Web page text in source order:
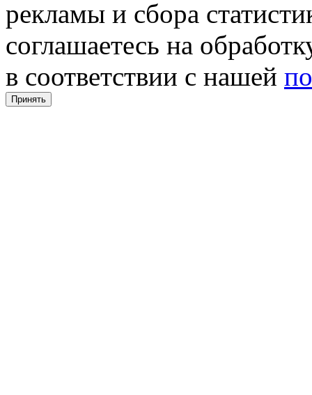
рекламы и сбора
соглашаетесь на
в соответствии с нашей
Принять